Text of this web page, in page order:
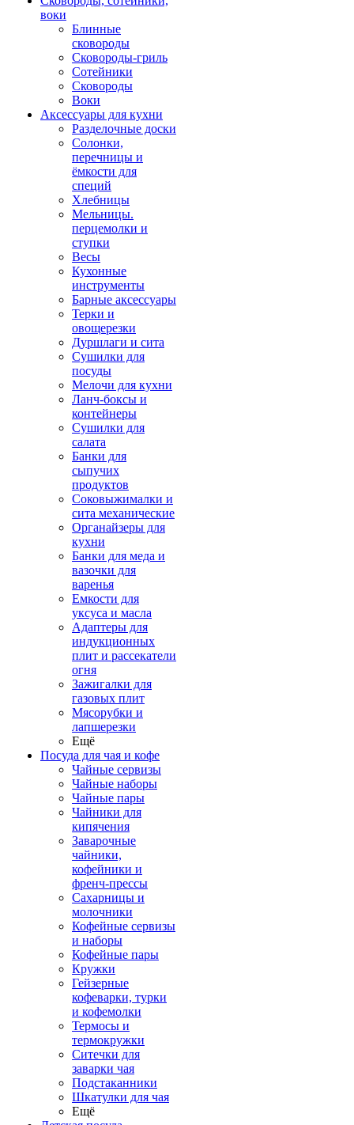
воки
Блинные
сковороды
Сковороды-гриль
Сотейники
Сковороды
Воки
Аксессуары для кухни
Разделочные доски
Солонки,
перечницы и
ёмкости для
специй
Хлебницы
Мельницы.
перцемолки и
ступки
Весы
Кухонные
инструменты
Барные аксессуары
Терки и
овощерезки
Дуршлаги и сита
Сушилки для
посуды
Мелочи для кухни
Ланч-боксы и
контейнеры
Сушилки для
салата
Банки для
сыпучих
продуктов
Соковыжималки и
сита механические
Органайзеры для
кухни
Банки для меда и
вазочки для
варенья
Емкости для
уксуса и масла
Адаптеры для
индукционных
плит и рассекатели
огня
Зажигалки для
газовых плит
Мясорубки и
лапшерезки
Ещё
Посуда для чая и кофе
Чайные сервизы
Чайные наборы
Чайные пары
Чайники для
кипячения
Заварочные
чайники,
кофейники и
френч-прессы
Сахарницы и
молочники
Кофейные сервизы
и наборы
Кофейные пары
Кружки
Гейзерные
кофеварки, турки
и кофемолки
Термосы и
термокружки
Ситечки для
заварки чая
Подстаканники
Шкатулки для чая
Ещё